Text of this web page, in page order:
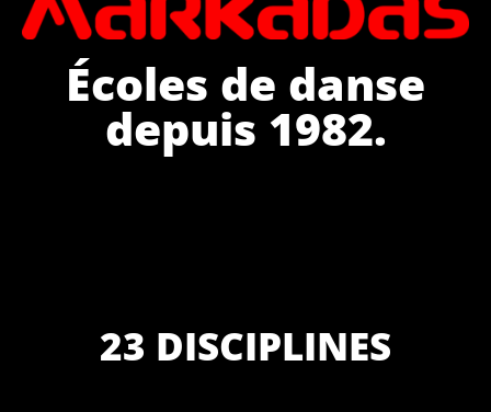
Écoles de danse
depuis 1982.
23 DISCIPLINES